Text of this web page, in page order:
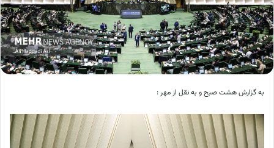
به گزارش هشت صبح و به نقل از مهر :